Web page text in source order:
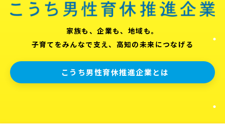
家族も、企業も、地域も。
子育てをみんなで支え、高知の未来につなげる
こうち男性育休推進企業とは